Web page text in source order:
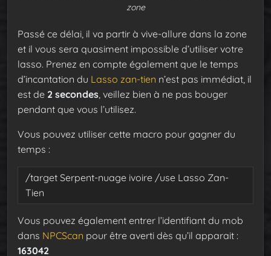
zone
Passé ce délai, il va partir à vive-allure dans la zone
et il vous sera quasiment impossible d’utiliser votre
lasso. Prenez en compte également que le temps
d’incantation du Lasso zan-tien n’est pas immédiat, il
est de 2 secondes , veillez bien à ne pas bouger
pendant que vous l’utilisez.
Vous pouvez utiliser cette macro pour gagner du
temps :
/target Serpent-nuage ivoire /use Lasso Zan-
Tien
Vous pouvez également entrer l’identifiant du mob
dans NPCScan pour être averti dès qu’il apparait :
163042